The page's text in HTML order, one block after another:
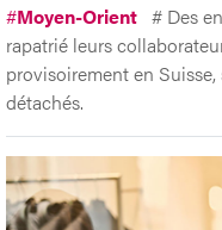
#Moyen-Orient # Des
rapatrié leurs
provisoirement en
détachés.